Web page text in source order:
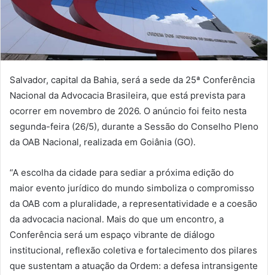
e
u
m
-
m
a
Salvador, capital da Bahia, será a sede da 25ª Conferência
Nacional da Advocacia Brasileira, que está prevista para
ocorrer em novembro de 2026. O anúncio foi feito nesta
segunda-feira (26/5), durante a Sessão do Conselho Pleno
da OAB Nacional, realizada em Goiânia (GO).
“A escolha da cidade para sediar a próxima edição do
maior evento jurídico do mundo simboliza o compromisso
da OAB com a pluralidade, a representatividade e a coesão
da advocacia nacional. Mais do que um encontro, a
Conferência será um espaço vibrante de diálogo
institucional, reflexão coletiva e fortalecimento dos pilares
que sustentam a atuação da Ordem: a defesa intransigente